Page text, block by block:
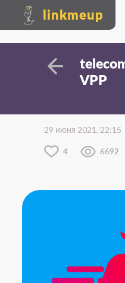
linkmeup
VPP
29 июня 2021, 22:15
4 6692